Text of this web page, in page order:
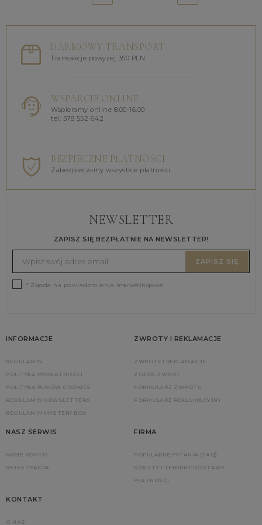
DARMOWY TRANSPORT
Transakcje powyżej 350 PLN
WSPARCIE ONLINE
Wspieramy online 8.00-16.00
tel. 578 552 642
BEZPIECZNE PŁATNOŚCI
Zabezpieczamy wszystkie płatności
NEWSLETTER
ZAPISZ SIĘ BEZPŁATNIE NA NEWSLETTER!
ZAPISZ SIĘ
* Zgoda na powiadomienia marketingowe
INFORMACJE
REGULAMIN
POLITYKA PRYWATNOŚCI
POLITYKA PLIKÓW COOKIES
REGULAMIN NEWSLETTERA
REGULAMIN MYSTERY BOX
ZWROTY I REKLAMACJE
ZWROTY I REKLAMACJE
ZGŁOŚ ZWROT
FORMULARZ ZWROTU
FORMULARZ REKLAMACYJNY
NASZ SERWIS
MOJE KONTO
REJESTRACJA
FIRMA
POPULARNE PYTANIA (FAQ)
KOSZTY I TERMINY DOSTAWY
PŁATNOŚCI
KONTAKT
O NAS